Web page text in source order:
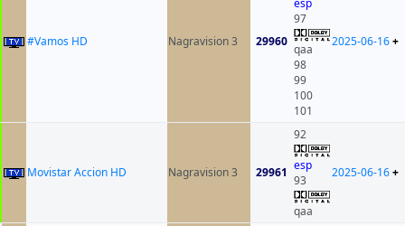
#Vamos HD Nagravision 3 29960
esp
97
qaa
98
99
100
101
2025-06-16+
Movistar Accion HD Nagravision 3 29961
92
esp
93
qaa
2025-06-16+